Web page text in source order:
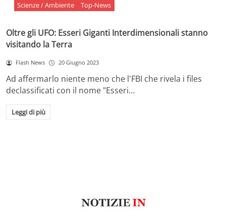
Scienze / Ambiente Top-News
Oltre gli UFO: Esseri Giganti Interdimensionali stanno
visitando la Terra
Flash News 20 Giugno 2023
Ad affermarlo niente meno che l'FBI che rivela i files
declassificati con il nome "Esseri…
Leggi di più